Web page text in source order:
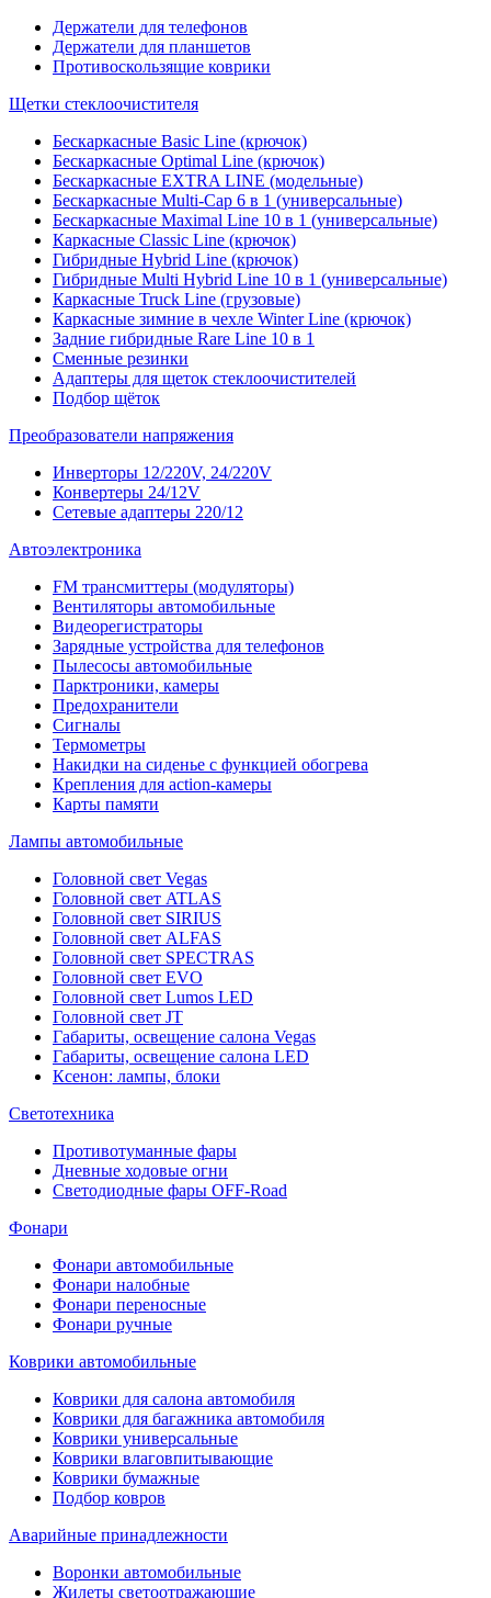
Держатели для телефонов
Держатели для планшетов
Противоскользящие коврики
Щетки стеклоочистителя
Бескаркасные Basic Line (крючок)
Бескаркасные Optimal Line (крючок)
Бескаркасные EXTRA LINE (модельные)
Бескаркасные Multi-Cap 6 в 1 (универсальные)
Бескаркасные Maximal Line 10 в 1 (универсальные)
Каркасные Classic Line (крючок)
Гибридные Hybrid Line (крючок)
Гибридные Multi Hybrid Line 10 в 1 (универсальные)
Каркасные Truck Line (грузовые)
Каркасные зимние в чехле Winter Line (крючок)
Задние гибридные Rare Line 10 в 1
Сменные резинки
Адаптеры для щеток стеклоочистителей
Подбор щёток
Преобразователи напряжения
Инверторы 12/220V, 24/220V
Конвертеры 24/12V
Сетевые адаптеры 220/12
Автоэлектроника
FM трансмиттеры (модуляторы)
Вентиляторы автомобильные
Видеорегистраторы
Зарядные устройства для телефонов
Пылесосы автомобильные
Парктроники, камеры
Предохранители
Сигналы
Термометры
Накидки на сиденье с функцией обогрева
Крепления для action-камеры
Карты памяти
Лампы автомобильные
Головной свет Vegas
Головной свет ATLAS
Головной свет SIRIUS
Головной свет ALFAS
Головной свет SPECTRAS
Головной свет EVO
Головной свет Lumos LED
Головной свет JT
Габариты, освещение салона Vegas
Габариты, освещение салона LED
Ксенон: лампы, блоки
Светотехника
Противотуманные фары
Дневные ходовые огни
Светодиодные фары OFF-Road
Фонари
Фонари автомобильные
Фонари налобные
Фонари переносные
Фонари ручные
Коврики автомобильные
Коврики для салона автомобиля
Коврики для багажника автомобиля
Коврики универсальные
Коврики влаговпитывающие
Коврики бумажные
Подбор ковров
Аварийные принадлежности
Воронки автомобильные
Жилеты светоотражающие